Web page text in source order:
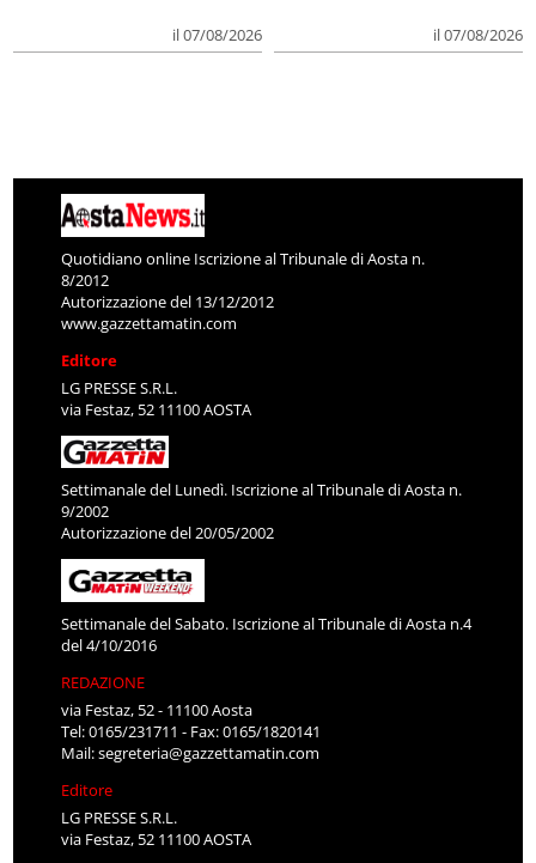
il 07/08/2026 il 07/08/2026
Quotidiano online Iscrizione al Tribunale di Aosta n.
8/2012
Autorizzazione del 13/12/2012
www.gazzettamatin.com
Editore
LG PRESSE S.R.L.
via Festaz, 52 11100 AOSTA
Settimanale del Lunedì. Iscrizione al Tribunale di Aosta n.
9/2002
Autorizzazione del 20/05/2002
Settimanale del Sabato. Iscrizione al Tribunale di Aosta n.4
del 4/10/2016
REDAZIONE
via Festaz, 52 - 11100 Aosta
Tel: 0165/231711 - Fax: 0165/1820141
Mail:segreteria@gazzettamatin.com
Editore
LG PRESSE S.R.L.
via Festaz, 52 11100 AOSTA